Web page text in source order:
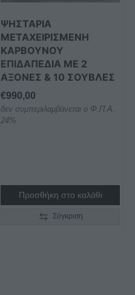
ΨΗΣΤΑΡΙΑ
ΜΕΤΑΧΕΙΡΙΣΜΕΝΗ
ΚΑΡΒΟΥΝΟΥ
ΕΠΙΔΑΠΕΔΙΑ ΜΕ 2
ΑΞΟΝΕΣ & 10 ΣΟΥΒΛΕΣ
€990,00
δεν συμπεριλαμβάνεται ο Φ.Π.Α.
24%
Προσθήκη στο καλάθι
Σύγκριση